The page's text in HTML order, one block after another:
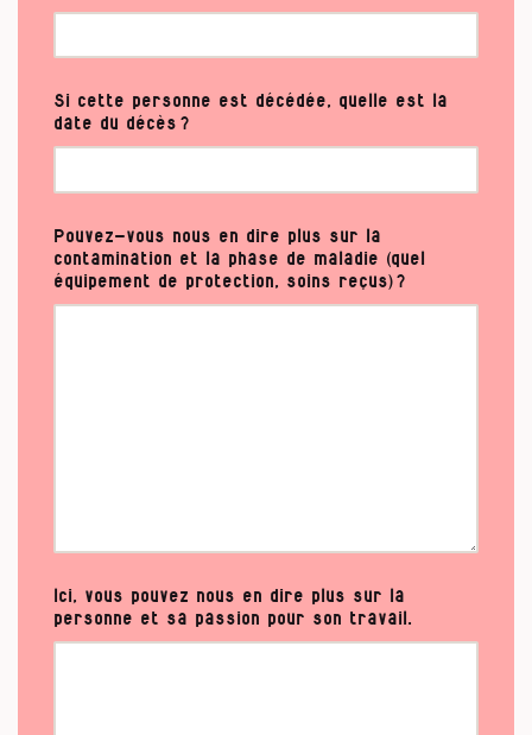
Si cette personne est décédée, quelle est la
date du décès ?
Pouvez-vous nous en dire plus sur la
contamination et la phase de maladie (quel
équipement de protection, soins reçus) ?
Ici, vous pouvez nous en dire plus sur la
personne et sa passion pour son travail.